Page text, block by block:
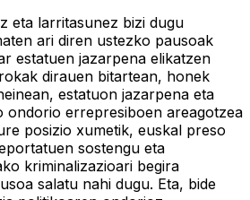
eta larritasunez bizi dugu
ari diren ustezko pausoak
estatuen jazarpena elikatzen
dirauen bitartean, honek
estatuon jazarpena eta
ondorio errepresiboen areagotzea
posizio xumetik, euskal preso
sostengu eta
kriminalizazioari begira
salatu nahi dugu. Eta, bide